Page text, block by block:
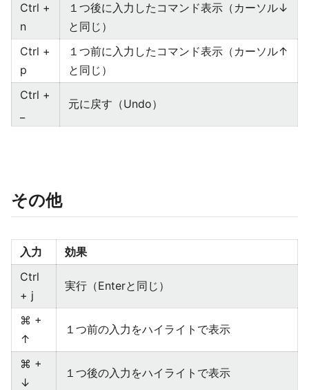
Ctrl +
n
１つ後に入力したコマンド表示（カーソル↓
と同じ）
Ctrl +
p
１つ前に入力したコマンド表示（カーソル↑
と同じ）
Ctrl +
元に戻す（Undo）
その他
入力
効果
Ctrl
+ j
実行（Enterと同じ）
⌘ +
↑
１つ前の入力をハイライトで表示
⌘ +
↓
１つ後の入力をハイライトで表示